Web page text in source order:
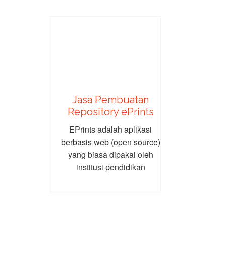
Jasa Pembuatan
Repository ePrints
EPrints adalah aplikasi
berbasis web (open source)
yang biasa dipakai oleh
institusi pendidikan